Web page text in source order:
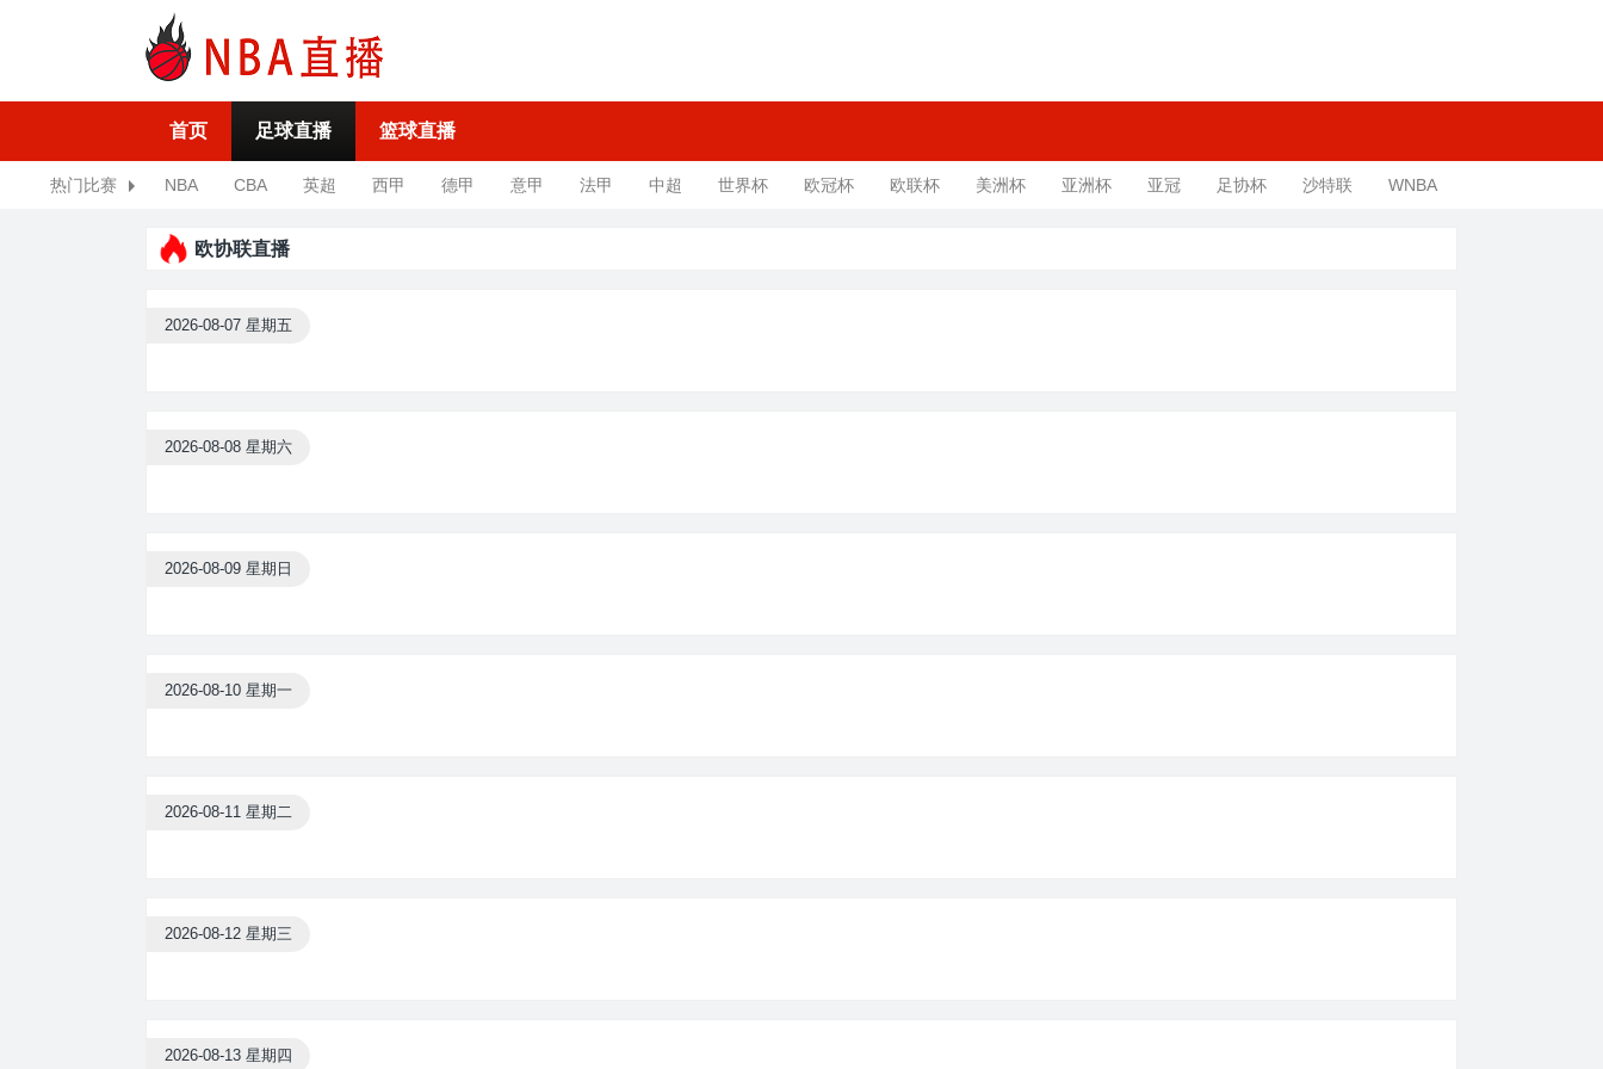
首页 足球直播 篮球直播
热门比赛 NBA CBA 英超 西甲 德甲 意甲 法甲 中超 世界杯 欧冠杯 欧联杯 美洲杯 亚洲杯 亚冠 足协杯 沙特联 WNBA
欧协联直播
2026-08-07 星期五
2026-08-08 星期六
2026-08-09 星期日
2026-08-10 星期一
2026-08-11 星期二
2026-08-12 星期三
2026-08-13 星期四